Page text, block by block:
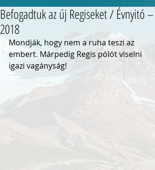
Befogadtuk az új Regiseket / Évnyitó –
2018
Mondják, hogy nem a ruha teszi az
embert. Márpedig Regis pólót viselni
igazi vagányság!